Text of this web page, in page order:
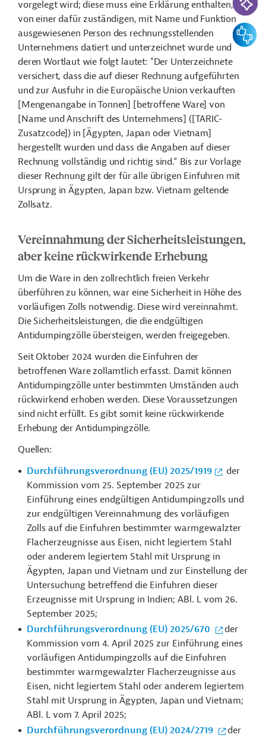
vorgelegt wird; diese muss eine Erklärung enthalten, die
von einer dafür zuständigen, mit Name und Funktion
ausgewiesenen Person des rechnungsstellenden
Unternehmens datiert und unterzeichnet wurde und
deren Wortlaut wie folgt lautet: "Der Unterzeichnete
versichert, dass die auf dieser Rechnung aufgeführten
und zur Ausfuhr in die Europäische Union verkauften
[Mengenangabe in Tonnen] [betroffene Ware] von
[Name und Anschrift des Unternehmens] ([TARIC-
Zusatzcode]) in [Ägypten, Japan oder Vietnam]
hergestellt wurden und dass die Angaben auf dieser
Rechnung vollständig und richtig sind.“ Bis zur Vorlage
dieser Rechnung gilt der für alle übrigen Einfuhren mit
Ursprung in Ägypten, Japan bzw. Vietnam geltende
Zollsatz.
Vereinnahmung der Sicherheitsleistungen,
aber keine rückwirkende Erhebung
Um die Ware in den zollrechtlich freien Verkehr
überführen zu können, war eine Sicherheit in Höhe des
vorläufigen Zolls notwendig. Diese wird vereinnahmt.
Die Sicherheitsleistungen, die die endgültigen
Antidumpingzölle übersteigen, werden freigegeben.
Seit Oktober 2024 wurden die Einfuhren der
betroffenen Ware zollamtlich erfasst. Damit können
Antidumpingzölle unter bestimmten Umständen auch
rückwirkend erhoben werden. Diese Voraussetzungen
sind nicht erfüllt. Es gibt somit keine rückwirkende
Erhebung der Antidumpingzölle.
Quellen:
Durchführungsverordnung (EU) 2025/1919
der
Kommission vom 25. September 2025 zur
Einführung eines endgültigen Antidumpingzolls und
zur endgültigen Vereinnahmung des vorläufigen
Zolls auf die Einfuhren bestimmter warmgewalzter
Flacherzeugnisse aus Eisen, nicht legiertem Stahl
oder anderem legiertem Stahl mit Ursprung in
Ägypten, Japan und Vietnam und zur Einstellung der
Untersuchung betreffend die Einfuhren dieser
Erzeugnisse mit Ursprung in Indien; ABl. L vom 26.
September 2025;
Durchführungsverordnung (EU) 2025/670
der
Kommission vom 4. April 2025 zur Einführung eines
vorläufigen Antidumpingzolls auf die Einfuhren
bestimmter warmgewalzter Flacherzeugnisse aus
Eisen, nicht legiertem Stahl oder anderem legiertem
Stahl mit Ursprung in Ägypten, Japan und Vietnam;
ABl. L vom 7. April 2025;
Durchführungsverordnung (EU) 2024/2719
der